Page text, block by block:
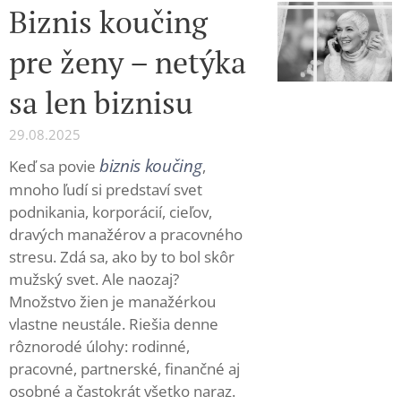
Biznis koučing
pre ženy – netýka
sa len biznisu
29.08.2025
Keď sa povie biznis koučing,
mnoho ľudí si predstaví svet
podnikania, korporácií, cieľov,
dravých manažérov a pracovného
stresu. Zdá sa, ako by to bol skôr
mužský svet. Ale naozaj?
Množstvo žien je manažérkou
vlastne neustále. Riešia denne
rôznorodé úlohy: rodinné,
pracovné, partnerské, finančné aj
osobné a častokrát všetko naraz.